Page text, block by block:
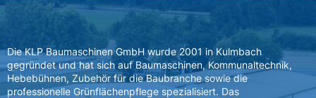
Die KLP Baumaschinen GmbH wurde 2001 in Kulmbach
gegründet und hat sich auf Baumaschinen, Kommunaltechnik,
Hebebühnen, Zubehör für die Baubranche sowie die
professionelle Grünflächenpflege spezialisiert. Das